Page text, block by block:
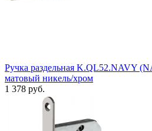
Ручка раздельная K.QL52.NAVY
матовый никель/хром
1 378 руб.